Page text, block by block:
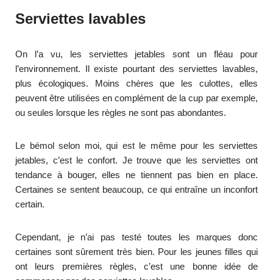
Serviettes lavables
On l’a vu, les serviettes jetables sont un fléau pour
l’environnement. Il existe pourtant des serviettes lavables,
plus écologiques. Moins chères que les culottes, elles
peuvent être utilisées en complément de la cup par exemple,
ou seules lorsque les règles ne sont pas abondantes.
Le bémol selon moi, qui est le même pour les serviettes
jetables, c’est le confort. Je trouve que les serviettes ont
tendance à bouger, elles ne tiennent pas bien en place.
Certaines se sentent beaucoup, ce qui entraîne un inconfort
certain.
Cependant, je n’ai pas testé toutes les marques donc
certaines sont sûrement très bien. Pour les jeunes filles qui
ont leurs premières règles, c’est une bonne idée de